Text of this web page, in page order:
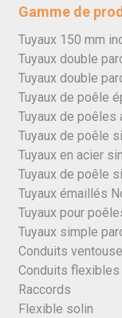
Gamme de
Tuyaux 150 mm
Tuyaux double
Tuyaux double
Tuyaux de poêle
Tuyaux de poêles
Tuyaux de poêle
Tuyaux en acier
Tuyaux de poêle
Tuyaux émaillés
Tuyaux pour
Tuyaux simple
Conduits
Conduits flexibles
Raccords
Flexible solin